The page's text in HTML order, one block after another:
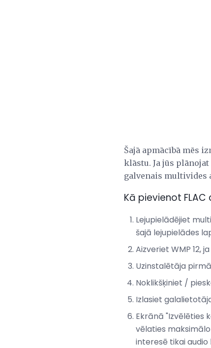
Šajā apmācībā mēs
klāstu. Ja jūs
galvenais multivides
Kā pievienot
Lejupielādējiet
šajā lejupielādes
Aizveriet WMP 12,
Uzinstalētāja
Noklikšķiniet /
Izlasiet
Ekrānā "Izvēlēties
vēlaties
interesē tikai audio